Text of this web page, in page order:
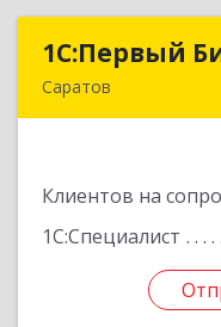
1С:Первый
Саратов
Клиентов на
1С:Специалист